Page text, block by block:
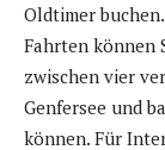
Oldtimer
Fahrten können
zwischen vier
Genfersee und
können. Für